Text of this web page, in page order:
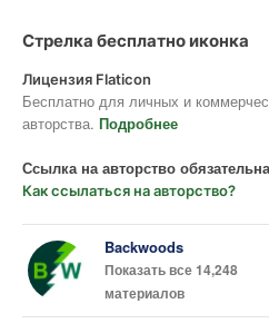
Стрелка бесплатно иконка
Лицензия Flaticon
Бесплатно для личных и
авторства. Подробнее
Ссылка на авторство
Как ссылаться на авторство?
Backwoods
Показать все 14,248
материалов